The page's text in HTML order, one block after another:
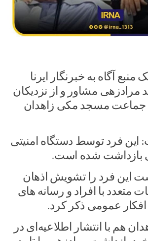
منبع آگاه به خبرنگار ایرنا
مرادزهی مشاور و از نزدیکان
جماعت مسجد مکی زاهدان
این فرد توسط دستگاه امنیتی
بازداشت شده است.
این فرد را تشویش اذهان
متعدد با افراد و رسانه های
افکار عمومی ذکر کرد.
هم با انتشار اطلاعیه‌ای در